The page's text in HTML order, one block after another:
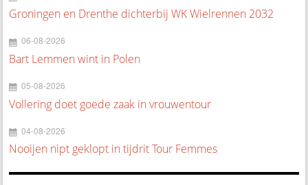
Groningen en Drenthe dichterbij WK Wielrennen 2032
06-08-2026
Bart Lemmen wint in Polen
05-08-2026
Vollering doet goede zaak in vrouwentour
04-08-2026
Nooijen nipt geklopt in tijdrit Tour Femmes